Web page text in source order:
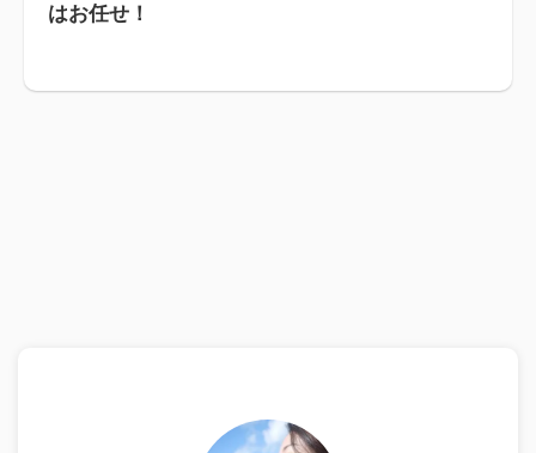
はお任せ！